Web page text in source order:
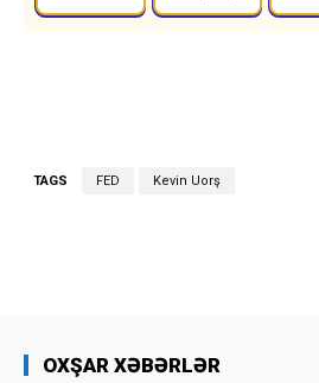
TAGS FED Kevin Uorş
OXŞAR XƏBƏRLƏR